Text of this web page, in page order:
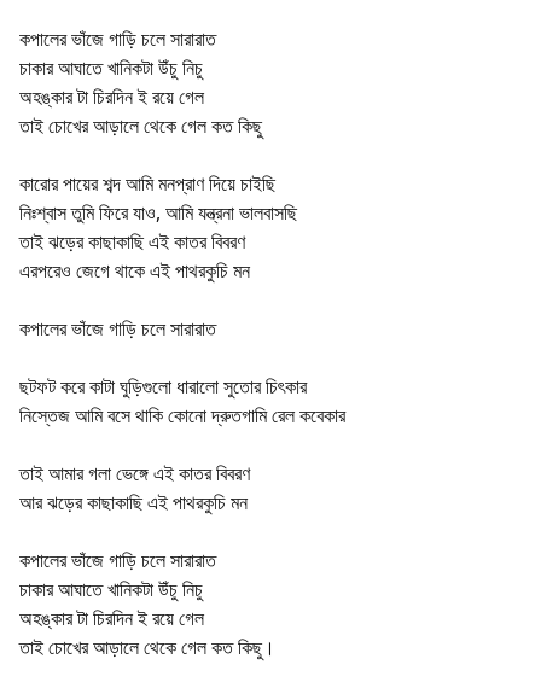
কপালের ভাঁজে গাড়ি চলে সারারাত
চাকার আঘাতে খানিকটা উঁচু নিচু
অহঙ্কার টা চিরদিন ই রয়ে গেল
তাই চোখের আড়ালে থেকে গেল কত কিছু
কারোর পায়ের শব্দ আমি মনপ্রাণ দিয়ে চাইছি
নিঃশ্বাস তুমি ফিরে যাও, আমি যন্ত্রনা ভালবাসছি
তাই ঝড়ের কাছাকাছি এই কাতর বিবরণ
এরপরেও জেগে থাকে এই পাথরকুচি মন
কপালের ভাঁজে গাড়ি চলে সারারাত
ছটফট করে কাটা ঘুড়িগুলো ধারালো সুতোর চিৎকার
নিস্তেজ আমি বসে থাকি কোনো দ্রুতগামি রেল কবেকার
তাই আমার গলা ভেঙ্গে এই কাতর বিবরণ
আর ঝড়ের কাছাকাছি এই পাথরকুচি মন
কপালের ভাঁজে গাড়ি চলে সারারাত
চাকার আঘাতে খানিকটা উঁচু নিচু
অহঙ্কার টা চিরদিন ই রয়ে গেল
তাই চোখের আড়ালে থেকে গেল কত কিছু।﻿